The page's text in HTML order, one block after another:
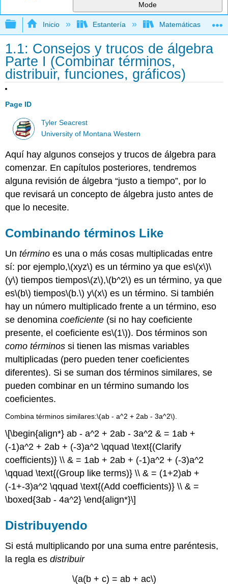
Mode
Expandir/contraer jerarquía global
Inicio Estantería Matemáticas
1.1: Consejos y trucos de álgebra
Parte I (Combinar términos,
distribuir, funciones, gráficos)
Page ID
Tyler Seacrest
University of Montana Western
Aquí hay algunos consejos y trucos de álgebra para
comenzar. En capítulos posteriores, tendremos
alguna revisión de álgebra “justo a tiempo”, por lo
que revisará un concepto de álgebra justo antes de
que lo necesite.
Combinando términos Like
Untérmino es una o más cosas multiplicadas entre
sí: por ejemplo,\(xyz\) es un término ya que es\(x\)\
(y\) tiempos tiempos\(z\),\(b^2\) es un término, ya que
es\(b\) tiempos\(b.\) y\(x\) es un término. Si también
hay un número multiplicado frente a un término, eso
se denominacoeficiente (si no hay coeficiente
presente, el coeficiente es\(1\)). Dos términos son
como términos si tienen las mismas variables
multiplicadas (pero pueden tener coeficientes
diferentes). Si se suman dos términos similares, se
pueden combinar en un término sumando los
coeficientes.
Combina términos similares:\(ab - a^2 + 2ab - 3a^2\)
\[\begin{align*} ab - a^2 + 2ab - 3a^2 & = 1ab +
(-1)a^2 + 2ab + (-3)a^2 \qquad \text{(Clarify
coefficients)} \\ & = 1ab + 2ab + (-1)a^2 + (-3)a^2
\qquad \text{(Group like terms)} \\ & = (1+2)ab +
(-1+-3)a^2 \qquad \text{(Add coefficients)} \\ & =
\boxed{3ab - 4a^2} \end{align*}\]
Distribuyendo
Si está multiplicando por una suma entre paréntesis,
la regla esdistribuir
\(a(b + c) = ab + ac\)